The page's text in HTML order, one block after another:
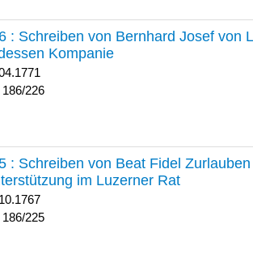
226 : Schreiben von Bernhard Josef von
Kompanie
186/226
225 : Schreiben von Beat Fidel
im Luzerner Rat
186/225